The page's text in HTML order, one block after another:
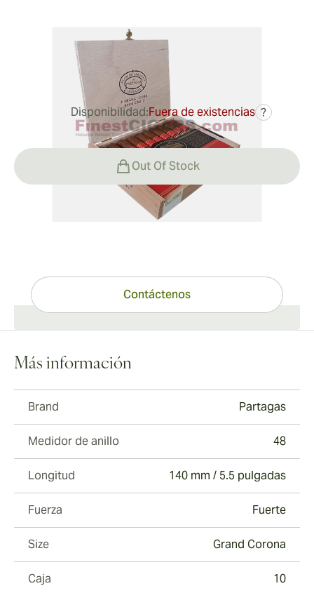
140 mm / 5.5 pulgadas
Disponibilidad:Fuera de existencias ?
Out Of Stock
Contáctenos
Más información
Brand Partagas
Medidor de anillo 48
Longitud 140 mm / 5.5 pulgadas
Fuerza Fuerte
Size Grand Corona
Caja 10